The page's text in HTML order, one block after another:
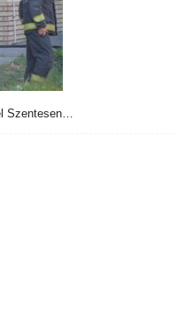
Szentesen…